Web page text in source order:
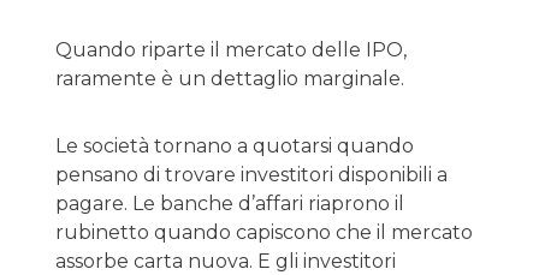
Quando riparte il mercato delle IPO,
raramente è un dettaglio marginale.
Le società tornano a quotarsi quando
pensano di trovare investitori disponibili a
pagare. Le banche d’affari riaprono il
rubinetto quando capiscono che il mercato
assorbe carta nuova. E gli investitori